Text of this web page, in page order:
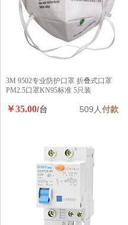
3M 9502专业防护口罩 折叠式口罩
PM2.5口罩KN95标准 5只装
￥35.00/台 509人付款